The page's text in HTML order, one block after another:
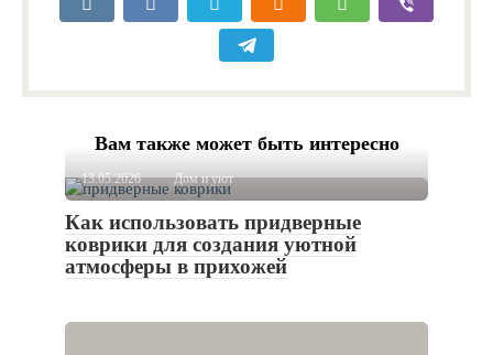
Вам также может быть интересно
13.05.2026 Дом и уют
Как использовать придверные
коврики для создания уютной
атмосферы в прихожей